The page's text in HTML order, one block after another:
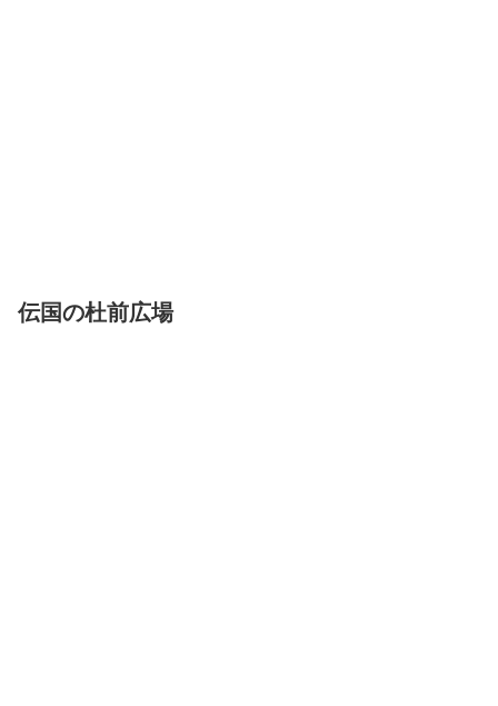
伝国の杜前広場